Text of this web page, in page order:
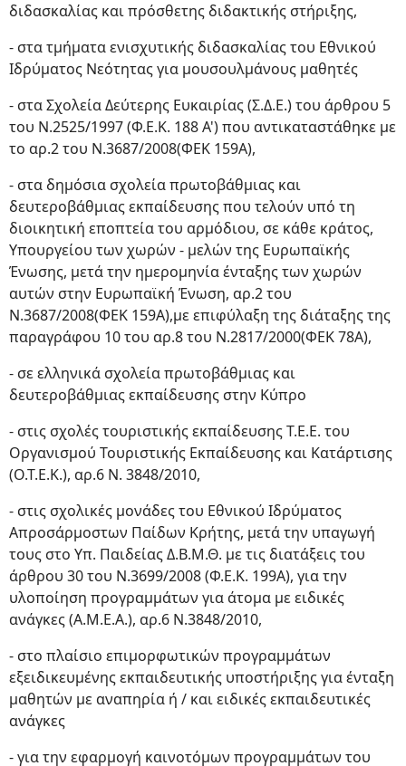
διδασκαλίας και πρόσθετης διδακτικής στήριξης,
- στα τμήματα ενισχυτικής διδασκαλίας του Εθνικού
Ιδρύματος Νεότητας για μουσουλμάνους μαθητές
- στα Σχολεία Δεύτερης Ευκαιρίας (Σ.Δ.Ε.) του άρθρου 5
του Ν.2525/1997 (Φ.Ε.Κ. 188 Α') που αντικαταστάθηκε με
το αρ.2 του Ν.3687/2008(ΦΕΚ 159Α),
- στα δημόσια σχολεία πρωτοβάθμιας και
δευτεροβάθμιας εκπαίδευσης που τελούν υπό τη
διοικητική εποπτεία του αρμόδιου, σε κάθε κράτος,
Υπουργείου των χωρών - μελών της Ευρωπαϊκής
Ένωσης, μετά την ημερομηνία ένταξης των χωρών
αυτών στην Ευρωπαϊκή Ένωση, αρ.2 του
Ν.3687/2008(ΦΕΚ 159Α),με επιφύλαξη της διάταξης της
παραγράφου 10 του αρ.8 του Ν.2817/2000(ΦΕΚ 78A),
- σε ελληνικά σχολεία πρωτοβάθμιας και
δευτεροβάθμιας εκπαίδευσης στην Κύπρο
- στις σχολές τουριστικής εκπαίδευσης Τ.Ε.Ε. του
Οργανισμού Τουριστικής Εκπαίδευσης και Κατάρτισης
(Ο.Τ.Ε.Κ.), αρ.6 Ν. 3848/2010,
- στις σχολικές μονάδες του Εθνικού Ιδρύματος
Απροσάρμοστων Παίδων Κρήτης, μετά την υπαγωγή
τους στο Υπ. Παιδείας Δ.Β.Μ.Θ. με τις διατάξεις του
άρθρου 30 του Ν.3699/2008 (Φ.Ε.Κ. 199Α), για την
υλοποίηση προγραμμάτων για άτομα με ειδικές
ανάγκες (Α.Μ.Ε.Α.), αρ.6 Ν.3848/2010,
- στο πλαίσιο επιμορφωτικών προγραμμάτων
εξειδικευμένης εκπαιδευτικής υποστήριξης για ένταξη
μαθητών με αναπηρία ή / και ειδικές εκπαιδευτικές
ανάγκες
- για την εφαρμογή καινοτόμων προγραμμάτων του